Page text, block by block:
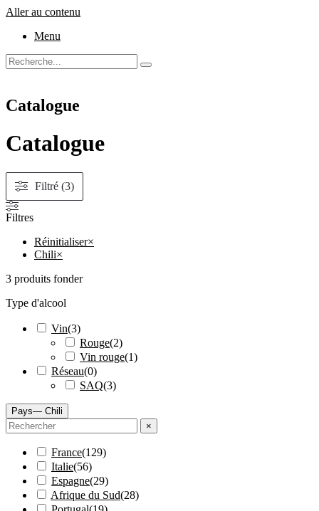
Aller au contenu
Menu
Catalogue
Catalogue
Filtré (3)
Filtres
Réinitialiser×
Chili×
3 produits fonder
Type d'alcool
Vin(3)
Rouge(2)
Vin rouge(1)
Réseau(0)
SAQ(3)
Pays— Chili
×
France(129)
Italie(56)
Espagne(29)
Afrique du Sud(28)